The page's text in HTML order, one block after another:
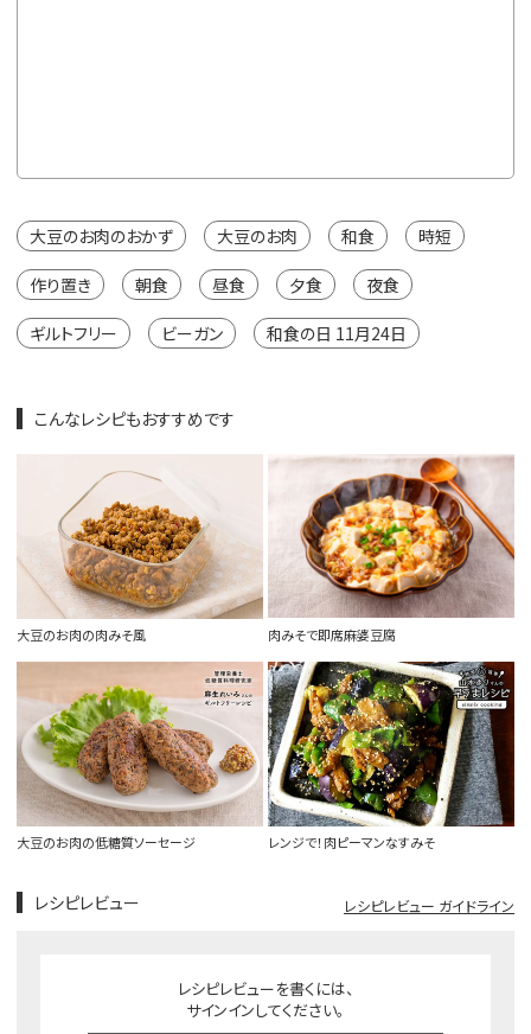
大豆のお肉のおかず 大豆のお肉 和食 時短
作り置き 朝食 昼食 夕食 夜食
ギルトフリー ビーガン 和食の日 11月24日
こんなレシピもおすすめです
大豆のお肉の肉みそ風 肉みそで即席麻婆豆腐
大豆のお肉の低糖質ソーセージ レンジで！肉ピーマンなすみそ
レシピレビュー レシピレビュー ガイドライン
レシピレビューを書くには、
サインインしてください。